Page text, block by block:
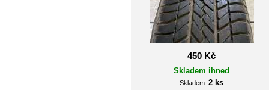
450 Kč
Skladem ihned
Skladem: 2 ks